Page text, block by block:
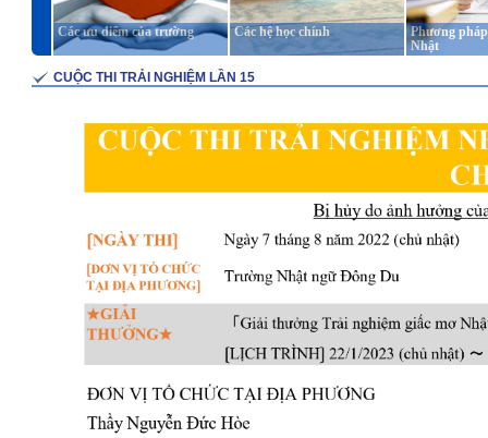
Các ưu điểm của trường Các hệ học chính
Phương
Nhật
CUỘC THI TRẢI NGHIỆM LẦN 15